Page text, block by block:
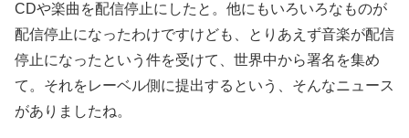
CDや楽曲を配信停止にしたと。他にもいろいろなものが
配信停止になったわけですけども、とりあえず音楽が配信
停止になったという件を受けて、世界中から署名を集め
て。それをレーベル側に提出するという、そんなニュース
がありましたね。